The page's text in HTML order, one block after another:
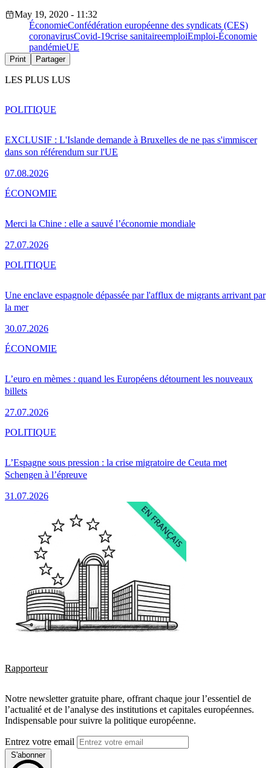
May 19, 2020 - 11:32
ÉconomieConfédération européenne des syndicats (CES)
coronavirusCovid-19crise sanitaireemploiEmploi-Économie
pandémieUE
Print Partager
LES PLUS LUS
EXCLUSIF : L'Islande demande à Bruxelles de ne pas s'immiscer
dans son référendum sur l'UE
07.08.2026
POLITIQUE
Merci la Chine : elle a sauvé l’économie mondiale
27.07.2026
ÉCONOMIE
Une enclave espagnole dépassée par l'afflux de migrants arrivant par
la mer
30.07.2026
POLITIQUE
L’euro en mèmes : quand les Européens détournent les nouveaux
billets
27.07.2026
ÉCONOMIE
L’Espagne sous pression : la crise migratoire de Ceuta met
Schengen à l’épreuve
31.07.2026
POLITIQUE
Rapporteur
Notre newsletter gratuite phare, offrant chaque jour l’essentiel de
l’actualité et de l’analyse des institutions et capitales européennes.
Indispensable pour suivre la politique européenne.
Entrez votre email
S'abonner